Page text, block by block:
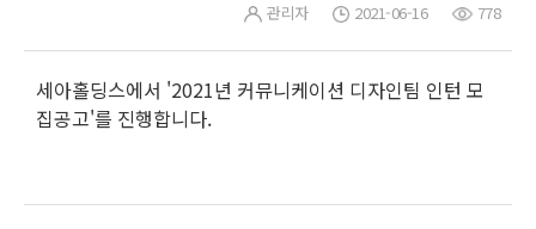
관리자 2021-06-16 778
세아홀딩스에서 '2021년 커뮤니케이션 디자인팀 인턴 모
집공고'를 진행합니다.